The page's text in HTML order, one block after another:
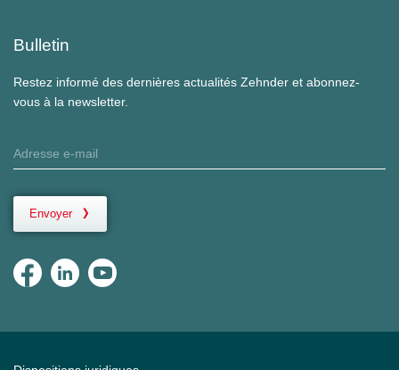
Bulletin
Restez informé des dernières actualités Zehnder et abonnez-
vous à la newsletter.
Envoyer